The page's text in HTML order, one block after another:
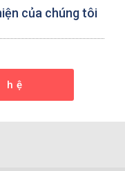
của chúng tôi